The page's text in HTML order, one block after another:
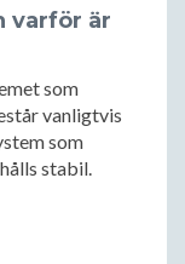
varför är
som
vanligtvis
som
stabil.